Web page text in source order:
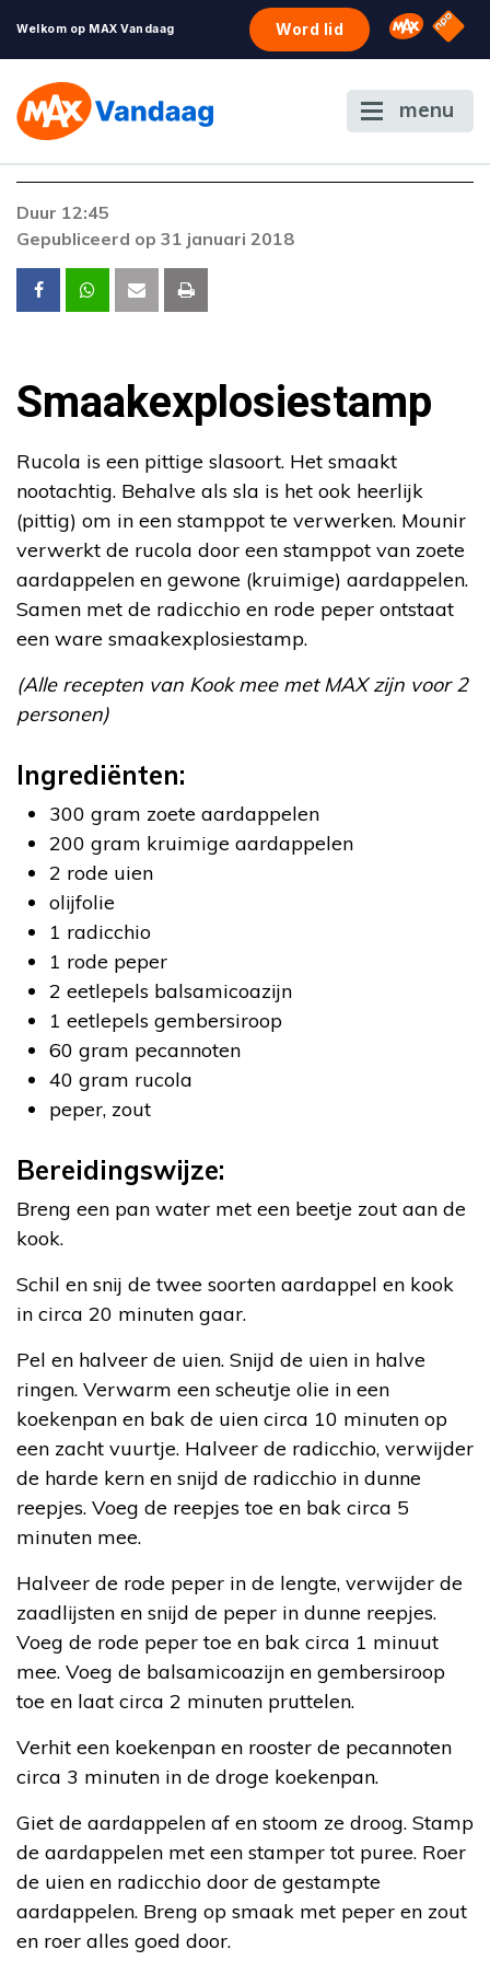
Welkom op MAX Vandaag Word lid Omroep
NPO
menu
De gewenste stream is op dit moment niet
voordoen, neem dan contact op met onze
klantenservice.
Duur 12:45
Gepubliceerd op 31 januari 2018
Smaakexplosiestamp
Rucola is een pittige slasoort. Het smaakt
nootachtig. Behalve als sla is het ook heerlijk
(pittig) om in een stamppot te verwerken. Mounir
verwerkt de rucola door een stamppot van zoete
aardappelen en gewone (kruimige) aardappelen.
Samen met de radicchio en rode peper ontstaat
een ware smaakexplosiestamp.
(Alle recepten van Kook mee met MAX zijn voor 2
personen)
Ingrediënten:
300 gram zoete aardappelen
200 gram kruimige aardappelen
2 rode uien
olijfolie
1 radicchio
1 rode peper
2 eetlepels balsamicoazijn
1 eetlepels gembersiroop
60 gram pecannoten
40 gram rucola
peper, zout
Bereidingswijze:
Breng een pan water met een beetje zout aan de
kook.
Schil en snij de twee soorten aardappel en kook
in circa 20 minuten gaar.
Pel en halveer de uien. Snijd de uien in halve
ringen. Verwarm een scheutje olie in een
koekenpan en bak de uien circa 10 minuten op
een zacht vuurtje. Halveer de radicchio, verwijder
de harde kern en snijd de radicchio in dunne
reepjes. Voeg de reepjes toe en bak circa 5
minuten mee.
Halveer de rode peper in de lengte, verwijder de
zaadlijsten en snijd de peper in dunne reepjes.
Voeg de rode peper toe en bak circa 1 minuut
mee. Voeg de balsamicoazijn en gembersiroop
toe en laat circa 2 minuten pruttelen.
Verhit een koekenpan en rooster de pecannoten
circa 3 minuten in de droge koekenpan.
Giet de aardappelen af en stoom ze droog. Stamp
de aardappelen met een stamper tot puree. Roer
de uien en radicchio door de gestampte
aardappelen. Breng op smaak met peper en zout
en roer alles goed door.